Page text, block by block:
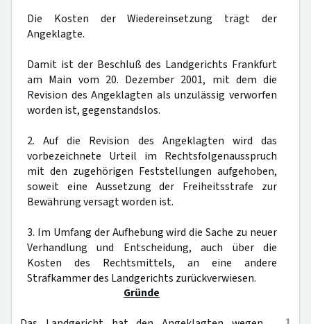
Die Kosten der Wiedereinsetzung trägt der
Angeklagte.
Damit ist der Beschluß des Landgerichts Frankfurt
am Main vom 20. Dezember 2001, mit dem die
Revision des Angeklagten als unzulässig verworfen
worden ist, gegenstandslos.
2. Auf die Revision des Angeklagten wird das
vorbezeichnete Urteil im Rechtsfolgenausspruch
mit den zugehörigen Feststellungen aufgehoben,
soweit eine Aussetzung der Freiheitsstrafe zur
Bewährung versagt worden ist.
3. Im Umfang der Aufhebung wird die Sache zu neuer
Verhandlung und Entscheidung, auch über die
Kosten des Rechtsmittels, an eine andere
Strafkammer des Landgerichts zurückverwiesen.
Gründe